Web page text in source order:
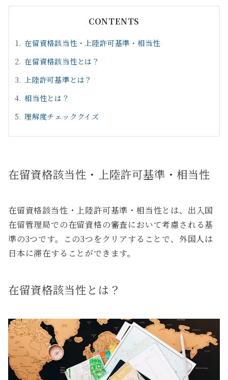
CONTENTS
在留資格該当性・上陸許可基準・相当性
在留資格該当性とは？
上陸許可基準とは？
相当性とは？
理解度チェッククイズ
在留資格該当性・上陸許可基準・相当性
在留資格該当性・上陸許可基準・相当性とは、出入国
在留管理局での在留資格の審査において考慮される基
準の3つです。この3つをクリアすることで、外国人は
日本に滞在することができます。
在留資格該当性とは？